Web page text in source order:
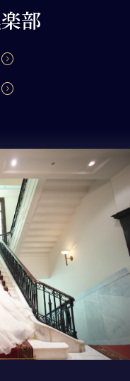
部
expand_circle_right
expand_circle_right